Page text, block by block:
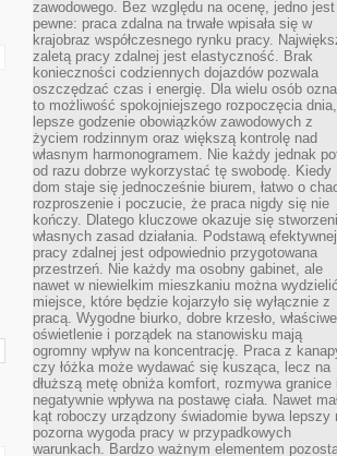
zawodowego. Bez względu na ocenę, jedno jest
pewne: praca zdalna na trwałe wpisała się w
krajobraz współczesnego rynku pracy.
zaletą pracy zdalnej jest elastyczność. Brak
konieczności codziennych dojazdów pozwala
oszczędzać czas i energię. Dla wielu osób
to możliwość spokojniejszego rozpoczęcia dnia,
lepsze godzenie obowiązków zawodowych z
życiem rodzinnym oraz większą kontrolę nad
własnym harmonogramem. Nie każdy jednak
od razu dobrze wykorzystać tę swobodę. Kiedy
dom staje się jednocześnie biurem, łatwo o
rozproszenie i poczucie, że praca nigdy się nie
kończy. Dlatego kluczowe okazuje się
własnych zasad działania. Podstawą efektywnej
pracy zdalnej jest odpowiednio przygotowana
przestrzeń. Nie każdy ma osobny gabinet, ale
nawet w niewielkim mieszkaniu można wydzielić
miejsce, które będzie kojarzyło się wyłącznie z
pracą. Wygodne biurko, dobre krzesło, właściwe
oświetlenie i porządek na stanowisku mają
ogromny wpływ na koncentrację. Praca z
czy łóżka może wydawać się kusząca, lecz na
dłuższą metę obniża komfort, rozmywa granice i
negatywnie wpływa na postawę ciała. Nawet
kąt roboczy urządzony świadomie bywa lepszy
pozorna wygoda pracy w przypadkowych
warunkach. Bardzo ważnym elementem